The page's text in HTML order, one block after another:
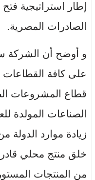
إطار استراتيجية
الصادرات المصرية.
و أوضح أن الشركة
على كافة القطاعات
قطاع المشروعات
الصناعات المولدة
زيادة موارد الدولة
خلق منتج محلي
من المنتجات